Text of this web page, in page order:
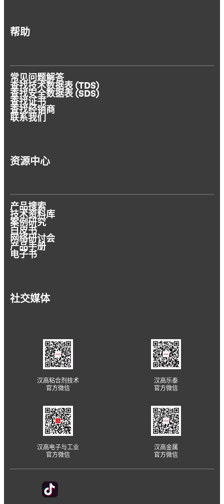
帮助
常见问题解答
查找技术数据表 (TDS)
查找安全数据表 (SDS)
查找证书
查找经销商
联系我们
资源中心
产品搜索
技术资料库
案例研究
白皮书
网络研讨会
产品手册
电子书
社交媒体
汉高粘合剂技术
官方微信
汉高乐泰
官方微信
汉高电子与工业
官方微信
汉高金属
官方微信